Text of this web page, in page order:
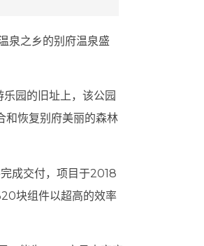
泉之乡的别府温泉盛
园的旧址上，该公园
和恢复别府美丽的森林
成交付，项目于2018
块组件以超高的效率